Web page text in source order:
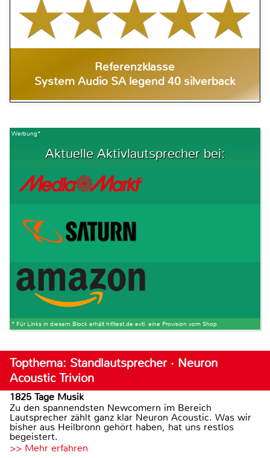
Referenzklasse
System Audio SA legend 40 silverback
Werbung*
Aktuelle Aktivlautsprecher bei:
* Für Links in diesem Block erhält hifitest.de evtl. eine Provision vom Shop
Topthema: Standlautsprecher · Neuron
Acoustic Trivion
1825 Tage Musik
Zu den spannendsten Newcomern im Bereich
Lautsprecher zählt ganz klar Neuron Acoustic. Was wir
bisher aus Heilbronn gehört haben, hat uns restlos
begeistert.
>> Mehr erfahren